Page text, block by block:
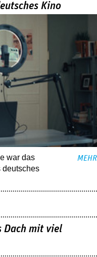
Kino
war das
deutsches
MEHR
Dach mit viel